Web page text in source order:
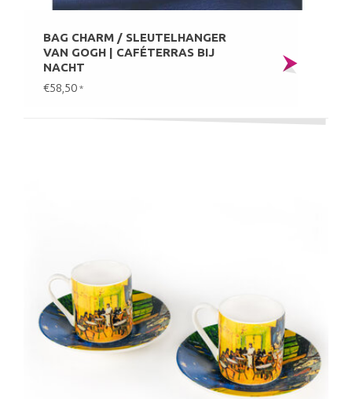
BAG CHARM / SLEUTELHANGER
VAN GOGH | CAFÉTERRAS BIJ
NACHT
€58,50 *